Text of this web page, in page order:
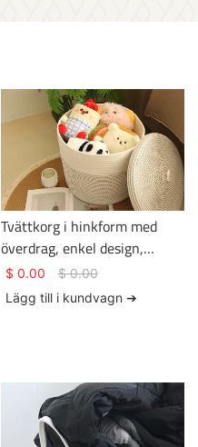
Tvättkorg i hinkform med
överdrag, enkel design,
tvättkorg i bomullsrep -
Basket Gem
$ 0.00 $0.00
Lägg till i kundvagn ➔